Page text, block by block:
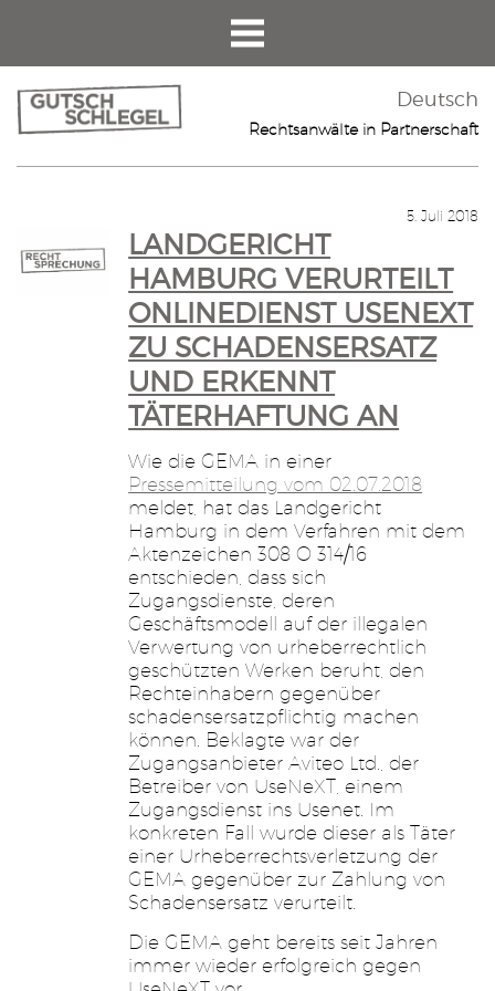
Deutsch
Rechtsanwälte in Partnerschaft
5. Juli 2018
LANDGERICHT
HAMBURG VERURTEILT
ONLINEDIENST USENEXT
ZU SCHADENSERSATZ
UND ERKENNT
TÄTERHAFTUNG AN
Wie die GEMA in einer
Pressemitteilung vom 02.07.2018
meldet, hat das Landgericht
Hamburg in dem Verfahren mit dem
Aktenzeichen 308 O 314/16
entschieden, dass sich
Zugangsdienste, deren
Geschäftsmodell auf der illegalen
Verwertung von urheberrechtlich
geschützten Werken beruht, den
Rechteinhabern gegenüber
schadensersatzpflichtig machen
können. Beklagte war der
Zugangsanbieter Aviteo Ltd., der
Betreiber von UseNeXT, einem
Zugangsdienst ins Usenet. Im
konkreten Fall wurde dieser als Täter
einer Urheberrechtsverletzung der
GEMA gegenüber zur Zahlung von
Schadensersatz verurteilt.
Die GEMA geht bereits seit Jahren
immer wieder erfolgreich gegen